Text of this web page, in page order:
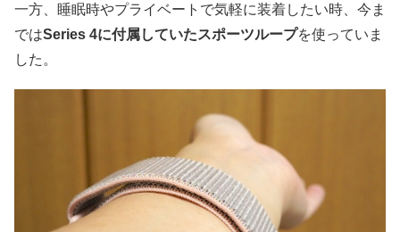
一方、睡眠時やプライベートで気軽に装着したい時、今ま
ではSeries 4に付属していたスポーツループを使っていま
した。